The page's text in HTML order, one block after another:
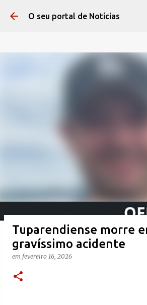
O seu portal de Notícias
Tuparendiense morre
gravíssimo acidente
em fevereiro 16, 2026